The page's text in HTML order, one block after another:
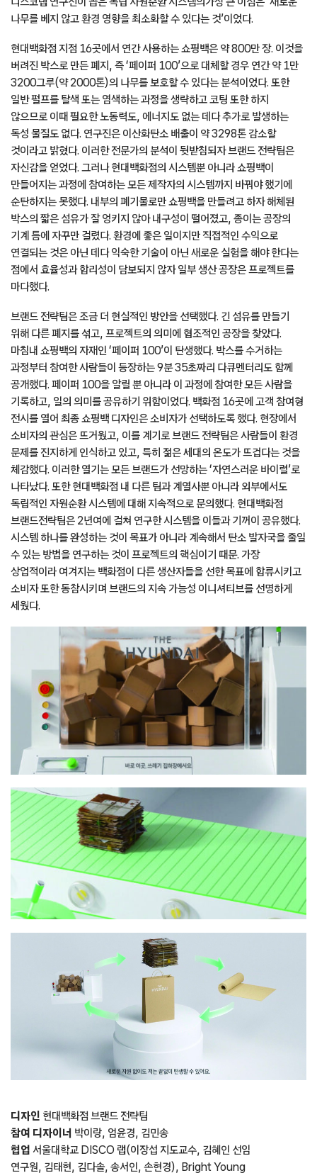
나무를 베지 않고 환경 영향을 최소화할 수 있다는 것’이었다.
현대백화점 지점 16곳에서 연간 사용하는 쇼핑백은 약 800만 장. 이것을
버려진 박스로 만든 폐지, 즉 ‘페이퍼 100’으로 대체할 경우 연간 약 1만
3200그루(약 2000톤)의 나무를 보호할 수 있다는 분석이었다. 또한
일반 펄프를 탈색 또는 염색하는 과정을 생략하고 코팅 또한 하지
않으므로 이때 필요한 노동력도, 에너지도 없는 데다 추가로 발생하는
독성 물질도 없다. 연구진은 이산화탄소 배출이 약 3298톤 감소할
것이라고 밝혔다. 이러한 전문가의 분석이 뒷받침되자 브랜드 전략팀은
자신감을 얻었다. 그러나 현대백화점의 시스템뿐 아니라 쇼핑백이
만들어지는 과정에 참여하는 모든 제작자의 시스템까지 바꿔야 했기에
순탄하지는 못했다. 내부의 폐기물로만 쇼핑백을 만들려고 하자 해체된
박스의 짧은 섬유가 잘 엉키지 않아 내구성이 떨어졌고, 종이는 공장의
기계 틈에 자꾸만 걸렸다. 환경에 좋은 일이지만 직접적인 수익으로
연결되는 것은 아닌 데다 익숙한 기술이 아닌 새로운 실험을 해야 한다는
점에서 효율성과 합리성이 담보되지 않자 일부 생산 공장은 프로젝트를
마다했다.
브랜드 전략팀은 조금 더 현실적인 방안을 선택했다. 긴 섬유를 만들기
위해 다른 폐지를 섞고, 프로젝트의 의미에 협조적인 공장을 찾았다.
마침내 쇼핑백의 자재인 ‘페이퍼 100’이 탄생했다. 박스를 수거하는
과정부터 참여한 사람들이 등장하는 9분 35초짜리 다큐멘터리도 함께
공개했다. 페이퍼 100을 알릴 뿐 아니라 이 과정에 참여한 모든 사람을
기록하고, 일의 의미를 공유하기 위함이었다. 백화점 16곳에 고객 참여형
전시를 열어 최종 쇼핑백 디자인은 소비자가 선택하도록 했다. 현장에서
소비자의 관심은 뜨거웠고, 이를 계기로 브랜드 전략팀은 사람들이 환경
문제를 진지하게 인식하고 있고, 특히 젊은 세대의 온도가 뜨겁다는 것을
체감했다. 이러한 열기는 모든 브랜드가 선망하는 ‘자연스러운 바이럴’로
나타났다. 또한 현대백화점 내 다른 팀과 계열사뿐 아니라 외부에서도
독립적인 자원순환 시스템에 대해 지속적으로 문의했다. 현대백화점
브랜드전략팀은 2년여에 걸쳐 연구한 시스템을 이들과 기꺼이 공유했다.
시스템 하나를 완성하는 것이 목표가 아니라 계속해서 탄소 발자국을 줄일
수 있는 방법을 연구하는 것이 프로젝트의 핵심이기 때문. 가장
상업적이라 여겨지는 백화점이 다른 생산자들을 선한 목표에 합류시키고
소비자 또한 동참시키며 브랜드의 지속 가능성 이니셔티브를 선명하게
세웠다.
디자인 현대백화점 브랜드 전략팀
참여 디자이너 박이랑, 엄윤경, 김민송
협업 서울대학교 DISCO 랩(이장섭 지도교수, 김혜인 선임
연구원, 김태현, 김다솔, 송서인, 손현경), Bright Young